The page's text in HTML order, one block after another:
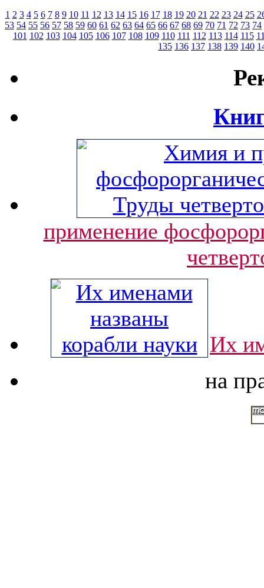
1 2 3 4 5 6 7 8 9 10 11 12 13 14 15 16 17 18 19 20 21 22 23 24 25
53 54 55 56 57 58 59 60 61 62 63 64 65 66 67 68 69 70 71 72 73 74
101 102 103 104 105 106 107 108 109 110 111 112 113 114 115
135 136 137 138 139 140
применение
Их
на